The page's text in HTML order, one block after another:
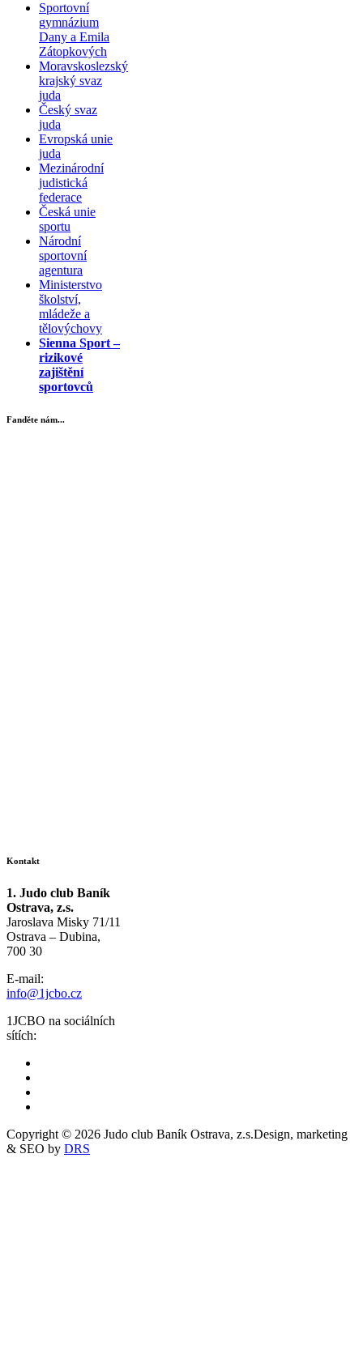
Sportovní
gymnázium
Dany a Emila
Zátopkových
Moravskoslezský
krajský svaz
juda
Český svaz
juda
Evropská unie
juda
Mezinárodní
judistická
federace
Česká unie
sportu
Národní
sportovní
agentura
Ministerstvo
školství,
mládeže a
tělovýchovy
Sienna Sport –
rizikové
zajištění
sportovců
Fanděte nám...
Kontakt
1. Judo club Baník
Ostrava, z.s.
Jaroslava Misky 71/11
Ostrava – Dubina,
700 30
E-mail:
info@1jcbo.cz
1JCBO na sociálních
sítích:
Copyright © 2026 Judo club Baník Ostrava, z.s.Design, marketing
& SEO by DRS